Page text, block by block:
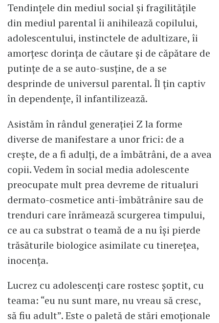
Tendințele din mediul social și fragilitățile
din mediul parental îi anihilează copilului,
adolescentului, instinctele de adultizare, îi
amorțesc dorința de căutare și de căpătare de
putințe de a se auto-susține, de a se
desprinde de universul parental. Îl țin captiv
în dependențe, îl infantilizează.
Asistăm în rândul generației Z la forme
diverse de manifestare a unor frici: de a
crește, de a fi adulți, de a îmbătrâni, de a avea
copii. Vedem în social media adolescente
preocupate mult prea devreme de ritualuri
dermato-cosmetice anti-îmbătrânire sau de
trenduri care înrămează scurgerea timpului,
ce au ca substrat o teamă de a nu își pierde
trăsăturile biologice asimilate cu tinerețea,
inocența.
Lucrez cu adolescenți care rostesc șoptit, cu
teama: “eu nu sunt mare, nu vreau să cresc,
să fiu adult”. Este o paletă de stări emoționale